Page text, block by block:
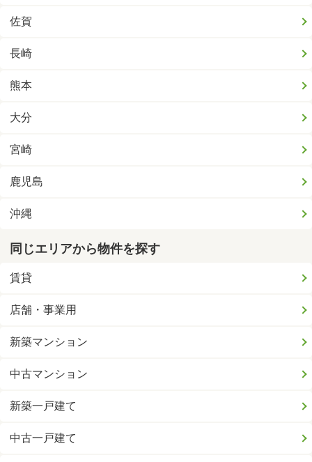
佐賀
長崎
熊本
大分
宮崎
鹿児島
沖縄
同じエリアから物件を探す
賃貸
店舗・事業用
新築マンション
中古マンション
新築一戸建て
中古一戸建て